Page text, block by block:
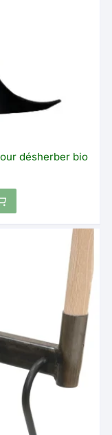
désherber bio
: